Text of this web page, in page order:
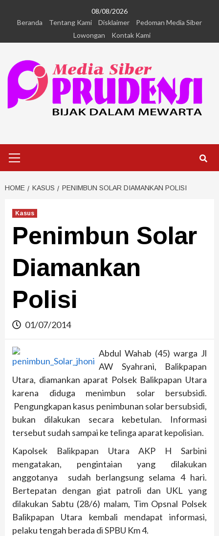
08/08/2026
Beranda
Tentang Kami Disklaimer
Pedoman Media Siber
Lowongan
Kontak Kami
HOME KASUS PENIMBUN SOLAR DIAMANKAN POLISI
Kasus
Penimbun Solar
Diamankan
Polisi
01/07/2014
Abdul Wahab (45) warga Jl
AW Syahrani, Balikpapan
Utara, diamankan aparat Polsek Balikpapan Utara
karena diduga menimbun solar bersubsidi.
Pengungkapan kasus penimbunan solar bersubsidi,
bukan dilakukan secara kebetulan. Informasi
tersebut sudah sampai ke telinga aparat kepolisian.
Kapolsek Balikpapan Utara AKP H Sarbini
mengatakan, pengintaian yang dilakukan
anggotanya sudah berlangsung selama 4 hari.
Bertepatan dengan giat patroli dan UKL yang
dilakukan Sabtu (28/6) malam, Tim Opsnal Polsek
Balikpapan Utara kembali mendapat informasi,
pelaku tengah berada di SPBU Km 4.